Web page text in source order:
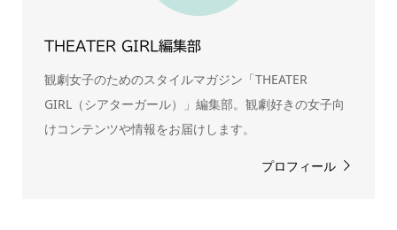
THEATER GIRL編集部
観劇女子のためのスタイルマガジン「THEATER
GIRL（シアターガール）」編集部。観劇好きの女子向
けコンテンツや情報をお届けします。
プロフィール